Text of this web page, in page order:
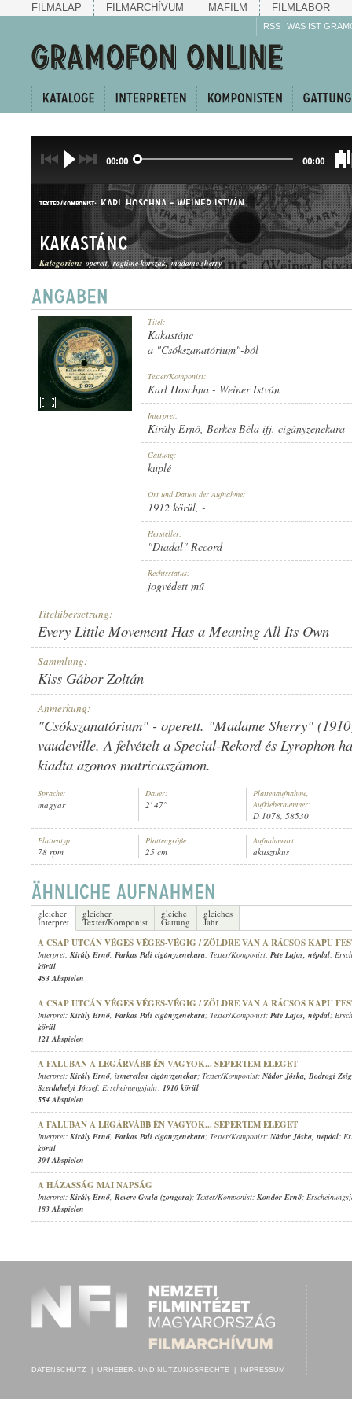
FILMALAP FILMARCHÍVUM MAFILM FILMLABOR
RSS WAS IST
00:00 00:00
INTERPRET: BERKES BÉLA IFJ. CIGÁNYZENEKARA
TEXTER/KOMPONIST: KARL HOSCHNA-WEINER ISTVÁN
KUPLÉ
1912 KÖRÜL
"DIADAL" RECORD
PLATTENAUFNAHME: D 1078
Kakastánc
Kategorien: operett ragtime-korszak madame sherry
Titel:
Kakastánc
a "Csókszanatórium"-ból
Texter/Komponist:
Karl Hoschna - Weiner István
Interpret:
Király Ernő, Berkes Béla ifj. cigányzenekara
Gattung:
kuplé
Ort und Datum der Aufnahme:
1912 körül, -
Hersteller:
"Diadal" Record
Rechtsstatus:
jogvédett mű
Titelübersetzung:
Every Little Movement Has a Meaning All Its Own
Sammlung:
Kiss Gábor Zoltán
Anmerkung:
"Csókszanatórium" - operett. "Madame Sherry"
vaudeville. A felvételt a Special-Rekord és Lyrophon
kiadta azonos matricaszámon.
Sprache:
magyar
Dauer:
2' 47"
Plattenaufnahme,
Aufklebernummer:
D 1078, 58530
Plattentyp:
78 rpm
Plattengröße:
25 cm
Aufnahmeart:
akusztikus
gleicher
Interpret
gleicher
Texter/Komponist
gleiche
Gattung
gleiches
Jahr
A CSAP UTCÁN VÉGES VÉGES-VÉGIG / ZÖLDRE VAN A RÁCSOS KAPU
Interpret: Király Ernő, Farkas Pali cigányzenekara; Texter/Komponist: Pete Lajos, népdal;
körül
453 Abspielen
A CSAP UTCÁN VÉGES VÉGES-VÉGIG / ZÖLDRE VAN A RÁCSOS KAPU
Interpret: Király Ernő, Farkas Pali cigányzenekara; Texter/Komponist: Pete Lajos, népdal;
körül
121 Abspielen
A FALUBAN A LEGÁRVÁBB ÉN VAGYOK... SEPERTEM ELEGET
Interpret: Király Ernő, ismeretlen cigányzenekar; Texter/Komponist: Nádor Jóska, Bodrogi
Szerdahelyi József; Erscheinungsjahr: 1910 körül
554 Abspielen
A FALUBAN A LEGÁRVÁBB ÉN VAGYOK... SEPERTEM ELEGET
Interpret: Király Ernő, Farkas Pali cigányzenekara; Texter/Komponist: Nádor Jóska, népdal;
körül
304 Abspielen
A HÁZASSÁG MAI NAPSÁG
Interpret: Király Ernő, Revere Gyula (zongora); Texter/Komponist: Kondor Ernő;
183 Abspielen
DATENSCHUTZ URHEBER- UND NUTZUNGSRECHTE IMPRESSUM